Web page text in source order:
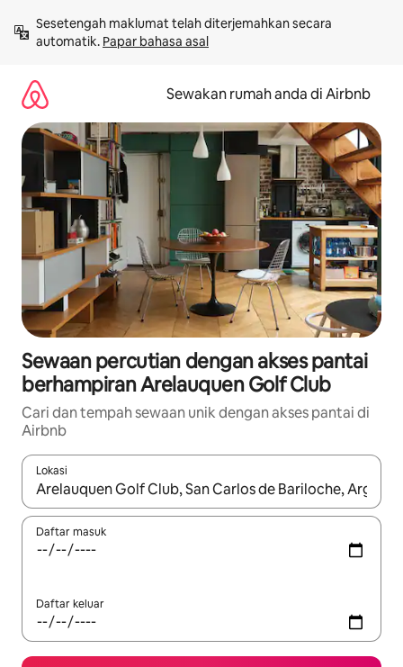
kandungan
Sesetengah maklumat telah diterjemahkan secara
automatik. Papar bahasa asal
Sewakan rumah anda di Airbnb
Sewaan percutian dengan akses pantai
berhampiran Arelauquen Golf Club
Cari dan tempah sewaan unik dengan akses pantai di
Airbnb
Lokasi
Apabila hasil tersedia, navigasi dengan kekunci anak panah
Daftar masuk
Daftar keluar